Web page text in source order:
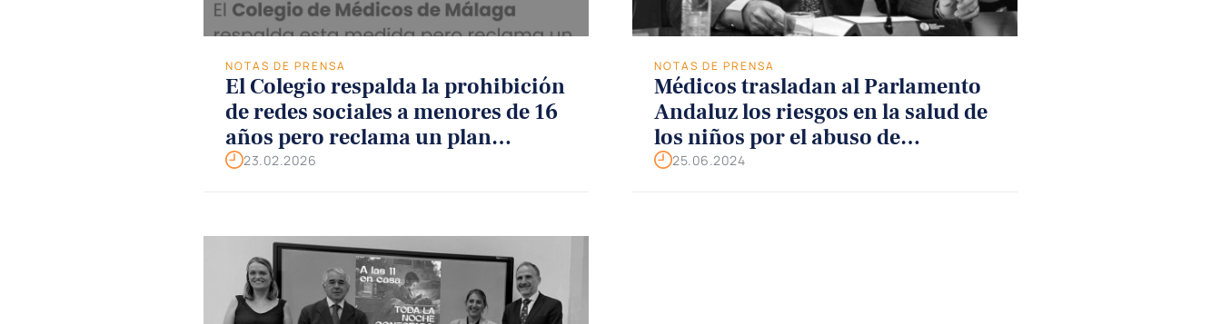
NOTAS DE PRENSA
El Colegio respalda la prohibición
de redes sociales a menores de 16
años pero reclama un plan
integral de Salud Digital
23.02.2026
NOTAS DE PRENSA
Médicos trasladan al Parlamento
Andaluz los riesgos en la salud de
los niños por el abuso de
pantallas
25.06.2024